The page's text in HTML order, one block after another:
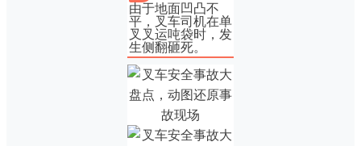
由于地面凹凸不
平，叉车司机在单
叉叉运吨袋时，发
生侧翻砸死。